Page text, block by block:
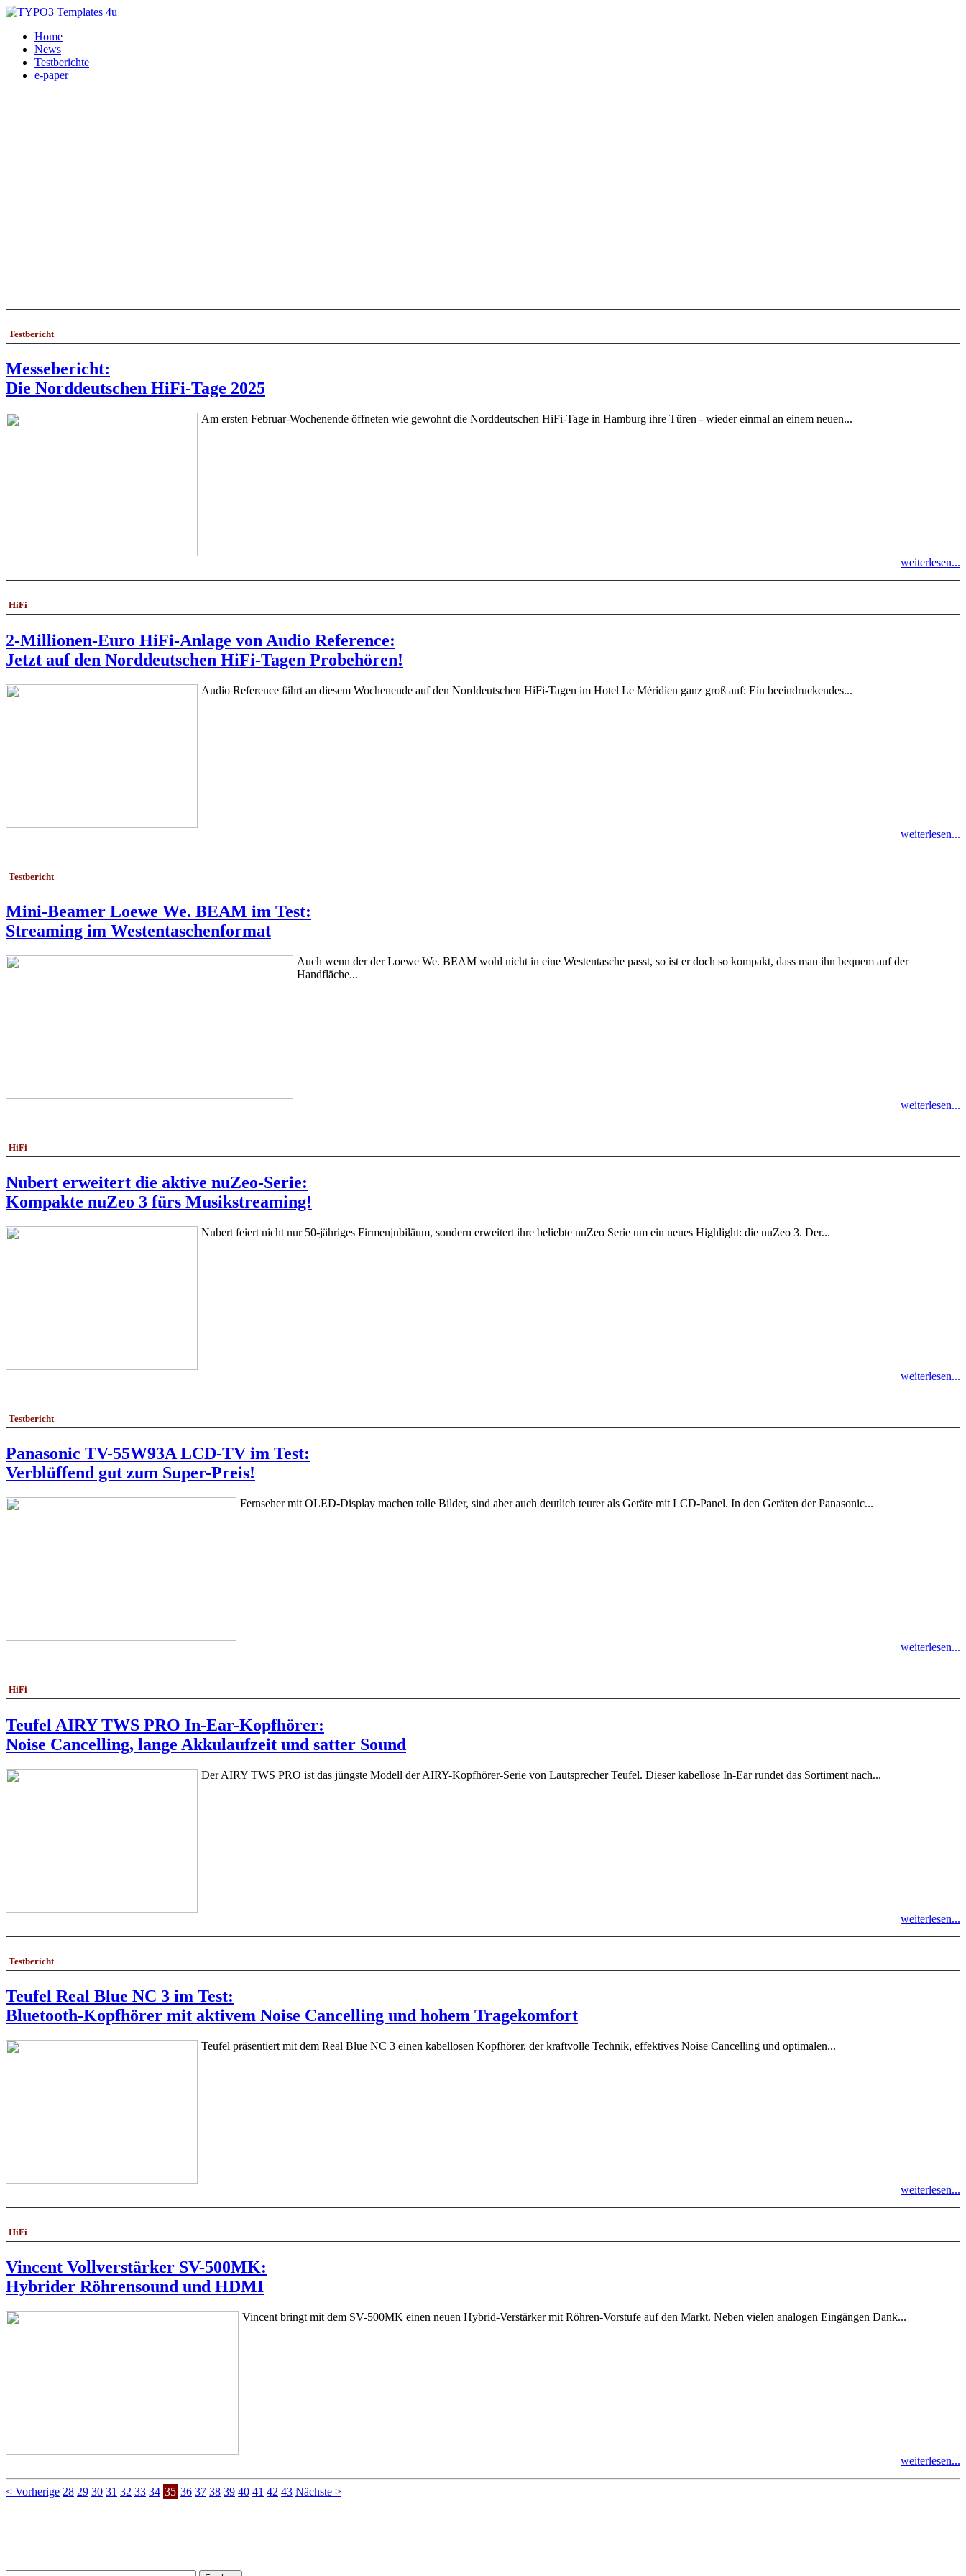
Home
News
Testberichte
e-paper
Testbericht
Messebericht:
Die Norddeutschen HiFi-Tage 2025
Am ersten Februar-Wochenende öffneten wie gewohnt die Norddeutschen HiFi-Tage in Hamburg ihre Türen - wieder einmal an einem neuen...
weiterlesen...
HiFi
2-Millionen-Euro HiFi-Anlage von Audio Reference:
Jetzt auf den Norddeutschen HiFi-Tagen Probehören!
Audio Reference fährt an diesem Wochenende auf den Norddeutschen HiFi-Tagen im Hotel Le Méridien ganz groß auf: Ein beeindruckendes...
weiterlesen...
Testbericht
Mini-Beamer Loewe We. BEAM im Test:
Streaming im Westentaschenformat
Auch wenn der der Loewe We. BEAM wohl nicht in eine Westentasche passt, so ist er doch so kompakt, dass man ihn bequem auf der
Handfläche...
weiterlesen...
HiFi
Nubert erweitert die aktive nuZeo-Serie:
Kompakte nuZeo 3 fürs Musikstreaming!
Nubert feiert nicht nur 50-jähriges Firmenjubiläum, sondern erweitert ihre beliebte nuZeo Serie um ein neues Highlight: die nuZeo 3. Der...
weiterlesen...
Testbericht
Panasonic TV-55W93A LCD-TV im Test:
Verblüffend gut zum Super-Preis!
Fernseher mit OLED-Display machen tolle Bilder, sind aber auch deutlich teurer als Geräte mit LCD-Panel. In den Geräten der Panasonic...
weiterlesen...
HiFi
Teufel AIRY TWS PRO In-Ear-Kopfhörer:
Noise Cancelling, lange Akkulaufzeit und satter Sound
Der AIRY TWS PRO ist das jüngste Modell der AIRY-Kopfhörer-Serie von Lautsprecher Teufel. Dieser kabellose In-Ear rundet das Sortiment nach...
weiterlesen...
Testbericht
Teufel Real Blue NC 3 im Test:
Bluetooth-Kopfhörer mit aktivem Noise Cancelling und hohem Tragekomfort
Teufel präsentiert mit dem Real Blue NC 3 einen kabellosen Kopfhörer, der kraftvolle Technik, effektives Noise Cancelling und optimalen...
weiterlesen...
HiFi
Vincent Vollverstärker SV-500MK:
Hybrider Röhrensound und HDMI
Vincent bringt mit dem SV-500MK einen neuen Hybrid-Verstärker mit Röhren-Vorstufe auf den Markt. Neben vielen analogen Eingängen Dank...
weiterlesen...
< Vorherige 28 29 30 31 32 33 34 35 36 37 38 39 40 41 42 43 Nächste >